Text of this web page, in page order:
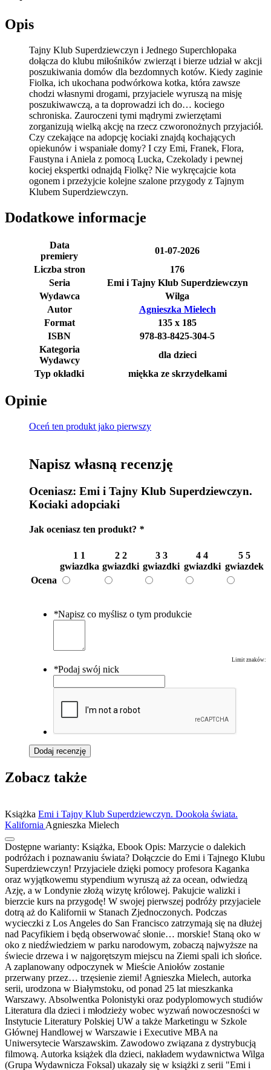
Opis
Tajny Klub Superdziewczyn i Jednego Superchłopaka
dołącza do klubu miłośników zwierząt i bierze udział w akcji
poszukiwania domów dla bezdomnych kotów. Kiedy zaginie
Fiolka, ich ukochana podwórkowa kotka, która zawsze
chodzi własnymi drogami, przyjaciele wyruszą na misję
poszukiwawczą, a ta doprowadzi ich do… kociego
schroniska. Zauroczeni tymi mądrymi zwierzętami
zorganizują wielką akcję na rzecz czworonożnych przyjaciół.
Czy czekające na adopcję kociaki znajdą kochających
opiekunów i wspaniałe domy? I czy Emi, Franek, Flora,
Faustyna i Aniela z pomocą Lucka, Czekolady i pewnej
kociej ekspertki odnajdą Fiolkę? Nie wykręcajcie kota
ogonem i przeżyjcie kolejne szalone przygody z Tajnym
Klubem Superdziewczyn.
Dodatkowe informacje
Data
premiery
01-07-2026
Liczba stron
176
Seria
Emi i Tajny Klub Superdziewczyn
Wydawca
Wilga
Autor
Agnieszka Mielech
Format
135 x 185
ISBN
978-83-8425-304-5
Kategoria
Wydawcy
dla dzieci
Typ okładki
miękka ze skrzydełkami
Opinie
Oceń ten produkt jako pierwszy
Napisz własną recenzję
Oceniasz: Emi i Tajny Klub Superdziewczyn.
Kociaki adopciaki
Jak oceniasz ten produkt? *
1 1
gwiazdka
2 2
gwiazdki
3 3
gwiazdki
4 4
gwiazdki
5 5
gwiazdek
Ocena
*Napisz co myślisz o tym produkcie
Limit znaków:
*Podaj swój nick
Dodaj recenzję
Zobacz także
Książka Emi i Tajny Klub Superdziewczyn. Dookoła świata.
Kalifornia Agnieszka Mielech
Dostępne warianty: Książka, Ebook Opis: Marzycie o dalekich
podróżach i poznawaniu świata? Dołączcie do Emi i Tajnego Klubu
Superdziewczyn! Przyjaciele dzięki pomocy profesora Kaganka
oraz wyjątkowemu stypendium wyruszą aż za ocean, odwiedzą
Azję, a w Londynie złożą wizytę królowej. Pakujcie walizki i
bierzcie kurs na przygodę! W swojej pierwszej podróży przyjaciele
dotrą aż do Kalifornii w Stanach Zjednoczonych. Podczas
wycieczki z Los Angeles do San Francisco zatrzymają się na dłużej
nad Pacyfikiem i będą obserwować słonie… morskie! Staną oko w
oko z niedźwiedziem w parku narodowym, zobaczą najwyższe na
świecie drzewa i w najgorętszym miejscu na Ziemi spali ich słońce.
A zaplanowany odpoczynek w Mieście Aniołów zostanie
przerwany przez… trzęsienie ziemi! Agnieszka Mielech, autorka
serii, urodzona w Białymstoku, od ponad 25 lat mieszkanka
Warszawy. Absolwentka Polonistyki oraz podyplomowych studiów
Literatura dla dzieci i młodzieży wobec wyzwań nowoczesności w
Instytucie Literatury Polskiej UW a także Marketingu w Szkole
Głównej Handlowej w Warszawie i Executive MBA na
Uniwersytecie Warszawskim. Zawodowo związana z dystrybucją
filmową. Autorka książek dla dzieci, nakładem wydawnictwa Wilga
(Grupa Wydawnicza Foksal) ukazały się w książki z serii "Emi i